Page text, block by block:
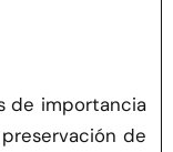
de importancia
de